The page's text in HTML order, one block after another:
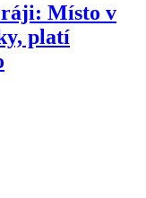
ráji: Místo v
platí